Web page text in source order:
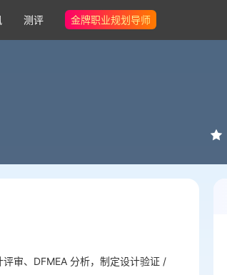
测评 金牌职业规划导师
审、DFMEA 分析，制定设计验证 /